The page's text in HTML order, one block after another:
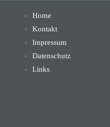
Home
Kontakt
Impressum
Datenschutz
Links